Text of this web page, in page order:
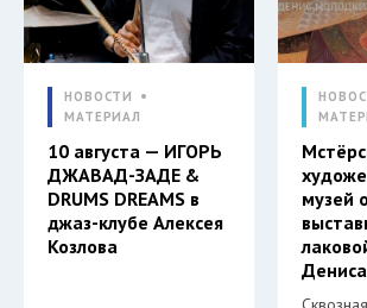
НОВОСТИ
МАТЕРИАЛ
10 августа — ИГОРЬ
ДЖАВАД-ЗАДЕ &
DRUMS DREAMS в
джаз-клубе Алексея
Козлова
музей